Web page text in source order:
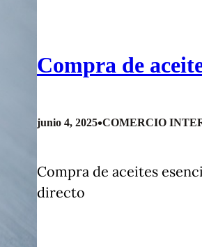
Compra de
junio 4, 2025•COMERCIO
Compra de aceites
directo